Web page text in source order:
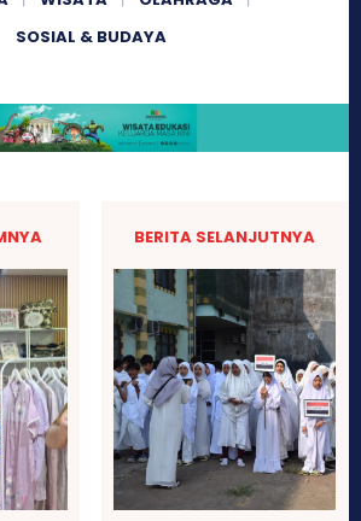
SOSIAL & BUDAYA
BERITA SELANJUTNYA